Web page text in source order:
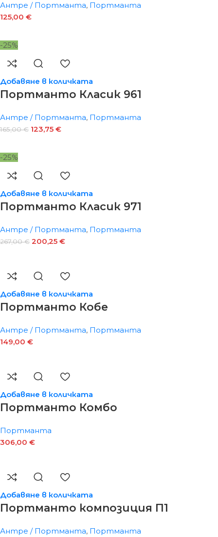
Антре / Портманта, Портманта
125,00 €
-25%
Добавяне в количката
Портманто Класик 961
Антре / Портманта, Портманта
165,00€ 123,75 €
-25%
Добавяне в количката
Портманто Класик 971
Антре / Портманта, Портманта
267,00€ 200,25 €
Добавяне в количката
Портманто Кобе
Антре / Портманта, Портманта
149,00 €
Добавяне в количката
Портманто Комбо
Портманта
306,00 €
Добавяне в количката
Портманто композиция П1
Антре / Портманта, Портманта